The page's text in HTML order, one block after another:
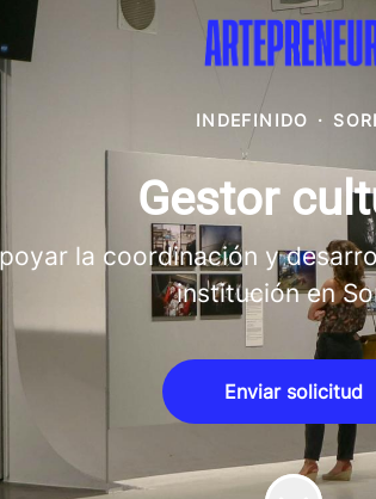
INDEFINIDO ·
Gestor
la coordinación y
institución en
Enviar solicitud